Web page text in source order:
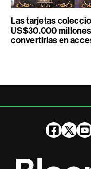
Las tarjetas
US$30.000
convertirlas en